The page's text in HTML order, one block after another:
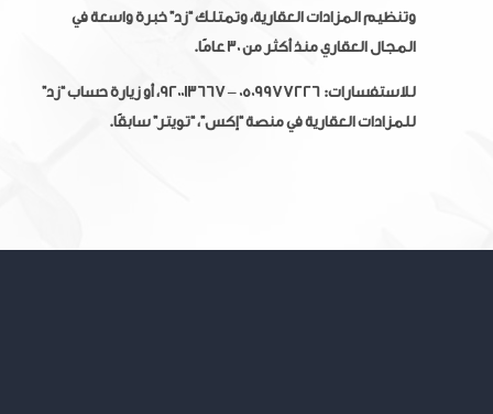
وتنظيم المزادات العقارية، وتمتلك “زد” خبرة واسعة في
المجال العقاري منذ أكثر من 30 عامًا.
للاستفسارات: 0509977226 – 920013667، أو زيارة حساب “زد”
للمزادات العقارية في منصة “إكس”، “تويتر” سابقًا.